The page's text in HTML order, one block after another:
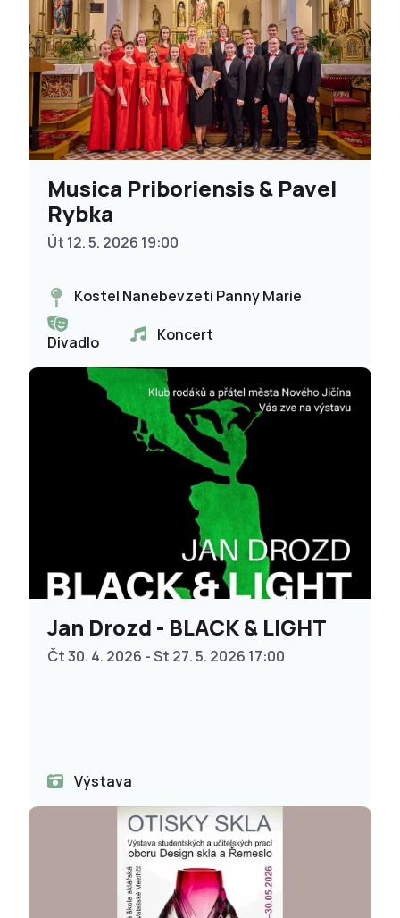
Musica Priboriensis & Pavel
Rybka
Út 12. 5. 2026 19:00
Kostel Nanebevzetí Panny Marie
Divadlo Koncert
Jan Drozd - BLACK & LIGHT
Čt 30. 4. 2026 - St 27. 5. 2026 17:00
Výstava